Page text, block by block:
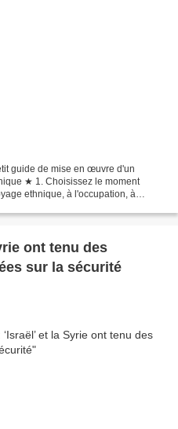
guide de mise en œuvre d'un
★ 1. Choisissez le moment
ethnique, à l'occupation, à
ont tenu des
sur la sécurité